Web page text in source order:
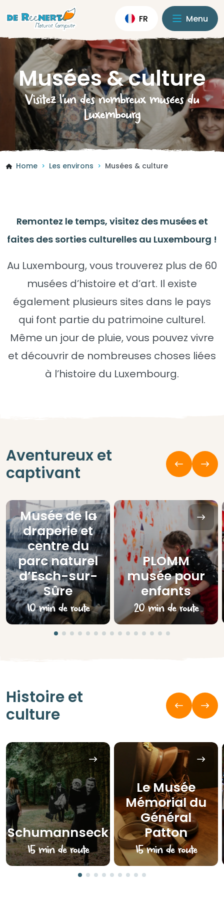
FR Menu
Musées & culture
Visitez l’un des nombreux musées du
Luxembourg
Home > Les environs > Musées & culture
Remontez le temps, visitez des musées et
faites des sorties culturelles au Luxembourg !
Au Luxembourg, vous trouverez plus de 60
musées d’histoire et d’art. Il existe
également plusieurs sites dans le pays
qui font partie du patrimoine culturel.
Même un jour de pluie, vous pouvez vivre
et découvrir de nombreuses choses liées
à l’histoire du Luxembourg.
Aventureux et
captivant
Musée de la
draperie et
centre du
parc naturel
d’Esch-sur-
Sûre
10 min de route
PLOMM
musée pour
enfants
20 min de route
Histoire et
culture
Schumannseck
15 min de route
Le Musée
Mémorial du
Général
Patton
15 min de route